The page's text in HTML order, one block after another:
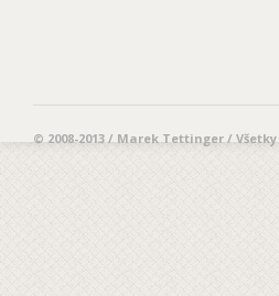
© 2008-2013 / Marek Tettinger /